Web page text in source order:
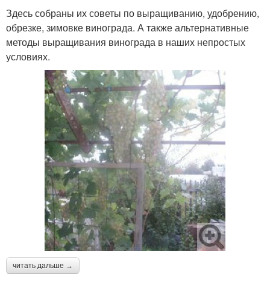
Здесь собраны их советы по выращиванию, удобрению,
обрезке, зимовке винограда. А также альтернативные
методы выращивания винограда в наших непростых
условиях.
читать дальше →